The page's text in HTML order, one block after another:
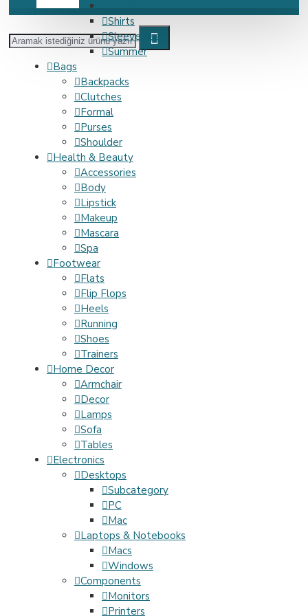
Shirts
Sleeveless
Summer
Bags
Backpacks
Clutches
Formal
Purses
Shoulder
Health & Beauty
Accessories
Body
Lipstick
Makeup
Mascara
Spa
Footwear
Flats
Flip Flops
Heels
Running
Shoes
Trainers
Home Decor
Armchair
Decor
Lamps
Sofa
Tables
Electronics
Desktops
Subcategory
PC
Mac
Laptops & Notebooks
Macs
Windows
Components
Monitors
Printers